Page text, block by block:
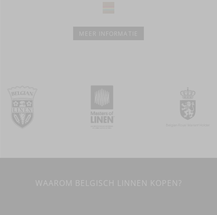
MEER INFORMATIE
WAAROM BELGISCH LINNEN KOPEN?